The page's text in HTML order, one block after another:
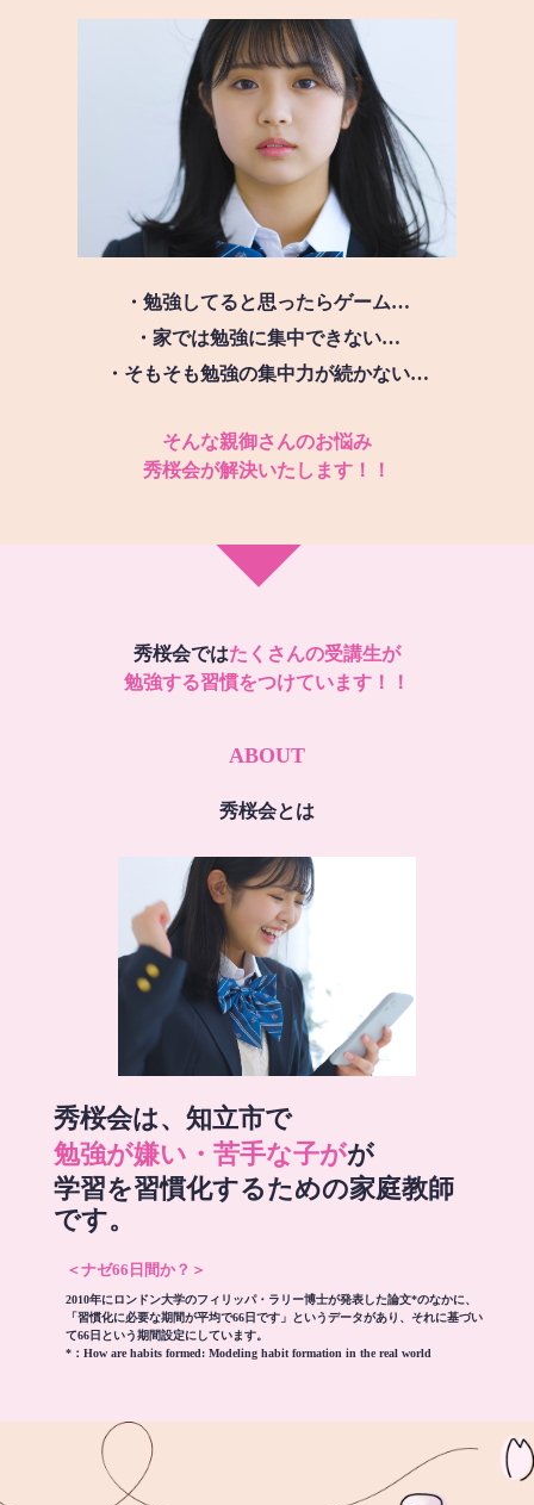
・勉強してると思ったらゲーム…
・家では勉強に集中できない…
・そもそも勉強の集中力が続かない…
そんな親御さんのお悩み
秀桜会が解決いたします！！
秀桜会ではたくさんの受講生が
勉強する習慣をつけています！！
ABOUT
秀桜会とは
秀桜会は、知立市で
勉強が嫌い・苦手な子がが
学習を習慣化するための家庭教師
です。
＜ナゼ66日間か？＞
2010年にロンドン大学のフィリッパ・ラリー博士が発表した論文*のなかに、
「習慣化に必要な期間が平均で66日です」というデータがあり、それに基づい
て66日という期間設定にしています。
*： How are habits formed: Modeling habit formation in the real world